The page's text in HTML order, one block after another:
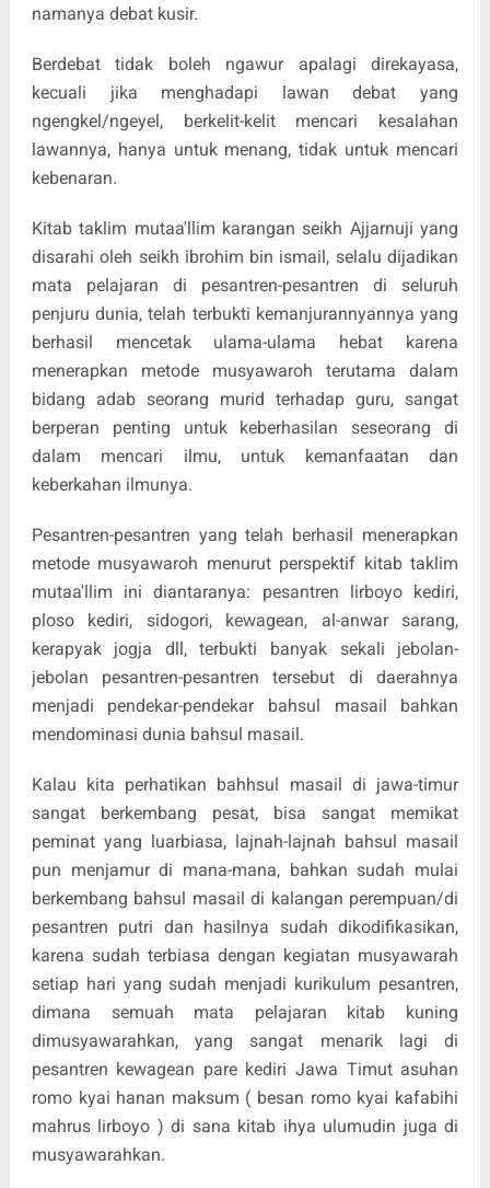
namanya debat kusir.
Berdebat tidak boleh ngawur apalagi direkayasa,
kecuali jika menghadapi lawan debat yang
ngengkel/ngeyel, berkelit-kelit mencari kesalahan
lawannya, hanya untuk menang, tidak untuk mencari
kebenaran.
Kitab taklim mutaa'llim karangan seikh Ajjarnuji yang
disarahi oleh seikh ibrohim bin ismail, selalu dijadikan
mata pelajaran di pesantren-pesantren di seluruh
penjuru dunia, telah terbukti kemanjurannyannya yang
berhasil mencetak ulama-ulama hebat karena
menerapkan metode musyawaroh terutama dalam
bidang adab seorang murid terhadap guru, sangat
berperan penting untuk keberhasilan seseorang di
dalam mencari ilmu, untuk kemanfaatan dan
keberkahan ilmunya.
Pesantren-pesantren yang telah berhasil menerapkan
metode musyawaroh menurut perspektif kitab taklim
mutaa'llim ini diantaranya: pesantren lirboyo kediri,
ploso kediri, sidogori, kewagean, al-anwar sarang,
kerapyak jogja dll, terbukti banyak sekali jebolan-
jebolan pesantren-pesantren tersebut di daerahnya
menjadi pendekar-pendekar bahsul masail bahkan
mendominasi dunia bahsul masail.
Kalau kita perhatikan bahhsul masail di jawa-timur
sangat berkembang pesat, bisa sangat memikat
peminat yang luarbiasa, lajnah-lajnah bahsul masail
pun menjamur di mana-mana, bahkan sudah mulai
berkembang bahsul masail di kalangan perempuan/di
pesantren putri dan hasilnya sudah dikodifikasikan,
karena sudah terbiasa dengan kegiatan musyawarah
setiap hari yang sudah menjadi kurikulum pesantren,
dimana semuah mata pelajaran kitab kuning
dimusyawarahkan, yang sangat menarik lagi di
pesantren kewagean pare kediri Jawa Timut asuhan
romo kyai hanan maksum ( besan romo kyai kafabihi
mahrus lirboyo ) di sana kitab ihya ulumudin juga di
musyawarahkan.